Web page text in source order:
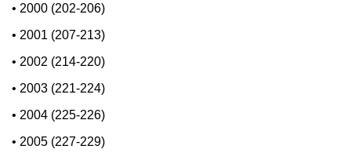
• 2000 (202-206)
• 2001 (207-213)
• 2002 (214-220)
• 2003 (221-224)
• 2004 (225-226)
• 2005 (227-229)